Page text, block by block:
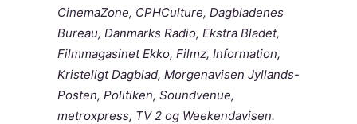
CinemaZone, CPHCulture, Dagbladenes
Bureau, Danmarks Radio, Ekstra Bladet,
Filmmagasinet Ekko, Filmz, Information,
Kristeligt Dagblad, Morgenavisen Jyllands-
Posten, Politiken, Soundvenue,
metroxpress, TV 2 og Weekendavisen.